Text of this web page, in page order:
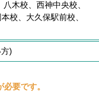
木校、西神中央校、
校、大久保駅前校、
)
要です。